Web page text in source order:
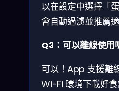
以在設定中選擇「
會自動過濾並推薦
Q3：可以離線使用
可以！App 支援離
Wi-Fi 環境下載好